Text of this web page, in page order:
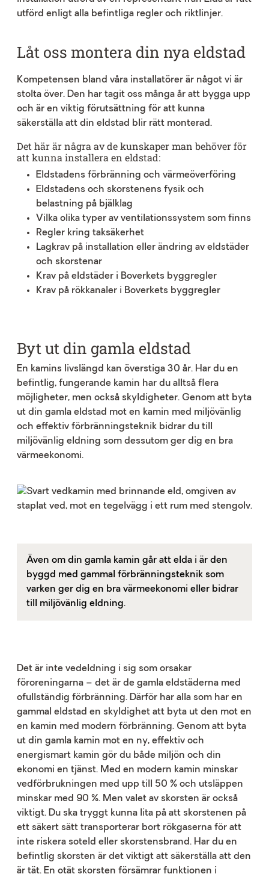
utförd enligt alla befintliga regler och riktlinjer.
Låt oss montera din nya eldstad
Kompetensen bland våra installatörer är något vi är
stolta över. Den har tagit oss många år att bygga upp
och är en viktig förutsättning för att kunna
säkerställa att din eldstad blir rätt monterad.
Det här är några av de kunskaper man behöver för
att kunna installera en eldstad:
Eldstadens förbränning och värmeöverföring
Eldstadens och skorstenens fysik och
belastning på bjälklag
Vilka olika typer av ventilationssystem som finns
Regler kring taksäkerhet
Lagkrav på installation eller ändring av eldstäder
och skorstenar
Krav på eldstäder i Boverkets byggregler
Krav på rökkanaler i Boverkets byggregler
Byt ut din gamla eldstad
En kamins livslängd kan överstiga 30 år. Har du en
befintlig, fungerande kamin har du alltså flera
möjligheter, men också skyldigheter. Genom att byta
ut din gamla eldstad mot en kamin med miljövänlig
och effektiv förbränningsteknik bidrar du till
miljövänlig eldning som dessutom ger dig en bra
värmeekonomi.
Även om din gamla kamin går att elda i är den
byggd med gammal förbränningsteknik som
varken ger dig en bra värmeekonomi eller bidrar
till miljövänlig eldning.
Det är inte vedeldning i sig som orsakar
föroreningarna – det är de gamla eldstäderna med
ofullständig förbränning. Därför har alla som har en
gammal eldstad en skyldighet att byta ut den mot en
en kamin med modern förbränning. Genom att byta
ut din gamla kamin mot en ny, effektiv och
energismart kamin gör du både miljön och din
ekonomi en tjänst. Med en modern kamin minskar
vedförbrukningen med upp till 50 % och utsläppen
minskar med 90 %. Men valet av skorsten är också
viktigt. Du ska tryggt kunna lita på att skorstenen på
ett säkert sätt transporterar bort rökgaserna för att
inte riskera soteld eller skorstensbrand. Har du en
befintlig skorsten är det viktigt att säkerställa att den
är tät. En otät skorsten försämrar funktionen i